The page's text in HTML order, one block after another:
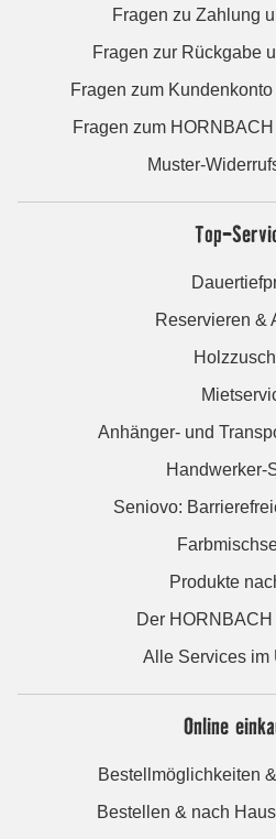
Fragen zu Zahlung
Fragen zur Rückgabe
Fragen zum
Fragen zum
Muster-
Top-
Reservieren &
Anhänger- und
Handwerker-
Seniovo:
Produkte
Der
Alle Services im
Online
Bestellmöglichkeiten
Bestellen & nach